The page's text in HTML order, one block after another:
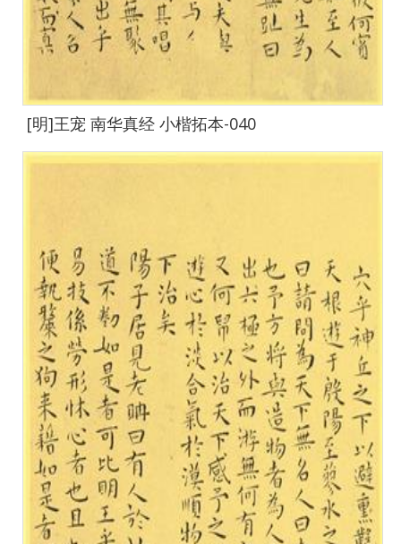
[明]王宠 南华真经 小楷拓本-040